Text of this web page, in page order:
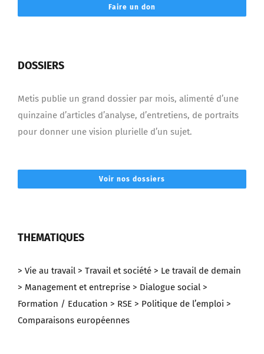
Faire un don
DOSSIERS
Metis publie un grand dossier par mois, alimenté d’une
quinzaine d’articles d’analyse, d’entretiens, de portraits
pour donner une vision plurielle d’un sujet.
Voir nos dossiers
THEMATIQUES
> Vie au travail > Travail et société > Le travail de demain
> Management et entreprise > Dialogue social >
Formation / Education > RSE > Politique de l’emploi >
Comparaisons européennes